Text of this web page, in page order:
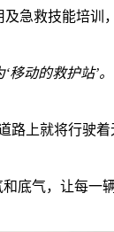
急救技能培训
移动的救护站’
路上就将行驶
底气，让每一